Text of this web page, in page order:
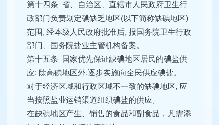
第十四条 省、自治区、直辖市人民政府卫生行
政部门负责划定碘缺乏地区(以下简称缺碘地区)
范围, 经本级人民政府批准后, 报国务院卫生行政
部门、国务院盐业主管机构备案。
第十五条 国家优先保证缺碘地区居民的碘盐供
应; 除高碘地区外,逐步实施向全民供应碘盐。
对于经济区域和行政区域不一致的缺碘地区, 应
当按照盐业运销渠道组织碘盐的供应。
在缺碘地区产生、销售的食品和副食品，凡需添